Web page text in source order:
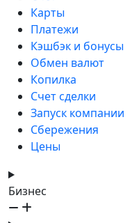
Карты
Платежи
Кэшбэк и бонусы
Обмен валют
Копилка
Счет сделки
Запуск компании
Сбережения
Цены
Бизнес